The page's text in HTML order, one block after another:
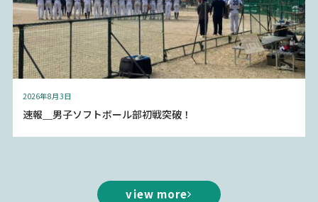
2026年8月3日
速報＿男子ソフトボール部初戦突破！
view more